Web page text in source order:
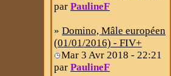
(01/01/2016) - FIV+
Mar 3 Avr 2018 - 22:21
parPaulineF